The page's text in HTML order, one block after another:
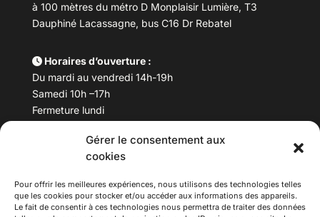
Gérer le consentement aux
cookies
Pour offrir les meilleures expériences, nous utilisons des technologies telles
que les cookies pour stocker et/ou accéder aux informations des appareils.
Le fait de consentir à ces technologies nous permettra de traiter des données
à 100 mètres du métro D Monplaisir Lumière, T3
Dauphiné Lacassagne, bus C16 Dr Rebatel
Horaires d’ouverture :
Du mardi au vendredi 14h-19h
Samedi 10h –17h
Fermeture lundi
Téléphone : 04 78 53 06 40
maisondesculturesasiatiques@asiexpo.com